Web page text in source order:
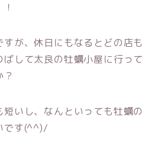
が、休日にもなるとどの店も
して太良の牡蠣小屋に行って
いし、なんといっても牡蠣の
です(^^)/